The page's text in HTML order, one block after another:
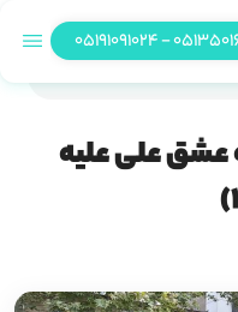
05135016600 -
عشق علی علیه